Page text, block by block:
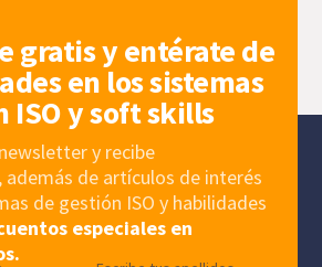
gratis y entérate de
en los sistemas
ISO y soft skills
y recibe
de artículos de interés
de gestión ISO y habilidades
especiales en